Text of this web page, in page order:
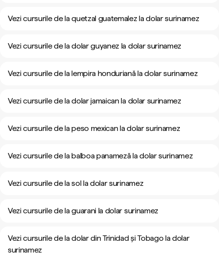
Vezi cursurile de la quetzal guatemalez la dolar surinamez
Vezi cursurile de la dolar guyanez la dolar surinamez
Vezi cursurile de la lempira honduriană la dolar surinamez
Vezi cursurile de la dolar jamaican la dolar surinamez
Vezi cursurile de la peso mexican la dolar surinamez
Vezi cursurile de la balboa panameză la dolar surinamez
Vezi cursurile de la sol la dolar surinamez
Vezi cursurile de la guarani la dolar surinamez
Vezi cursurile de la dolar din Trinidad și Tobago la dolar
surinamez